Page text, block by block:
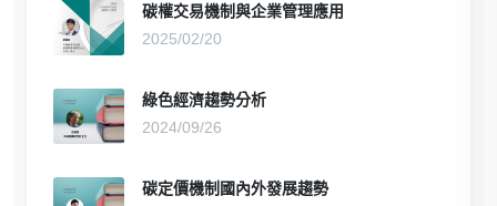
碳權交易機制與企業管理應用
2025/02/20
綠色經濟趨勢分析
2024/09/26
碳定價機制國內外發展趨勢